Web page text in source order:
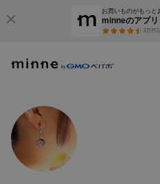
お買いものがもっと
minneのアプリ
3万件